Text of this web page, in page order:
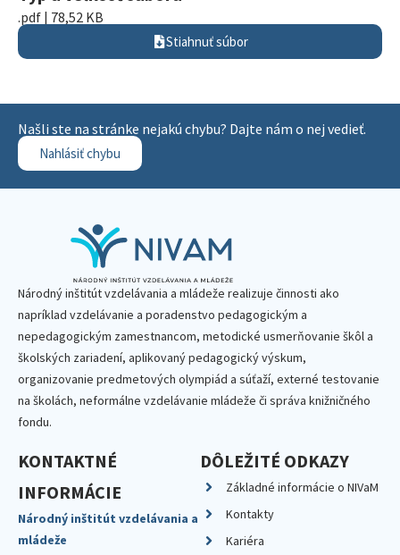
.pdf | 78,52 KB
Stiahnuť súbor
Našli ste na stránke nejakú chybu? Dajte nám o nej vedieť.
Nahlásiť chybu
Národný inštitút vzdelávania a mládeže realizuje činnosti ako
napríklad vzdelávanie a poradenstvo pedagogickým a
nepedagogickým zamestnancom, metodické usmerňovanie škôl a
školských zariadení, aplikovaný pedagogický výskum,
organizovanie predmetových olympiád a súťaží, externé testovanie
na školách, neformálne vzdelávanie mládeže či správa knižničného
fondu.
KONTAKTNÉ
INFORMÁCIE
Národný inštitút vzdelávania a
mládeže
DÔLEŽITÉ ODKAZY
Základné informácie o NIVaM
Kontakty
Kariéra